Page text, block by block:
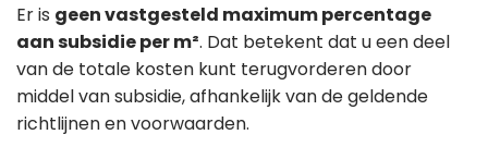
Er is geen vastgesteld maximum percentage
aan subsidie per m². Dat betekent dat u een deel
van de totale kosten kunt terugvorderen door
middel van subsidie, afhankelijk van de geldende
richtlijnen en voorwaarden.